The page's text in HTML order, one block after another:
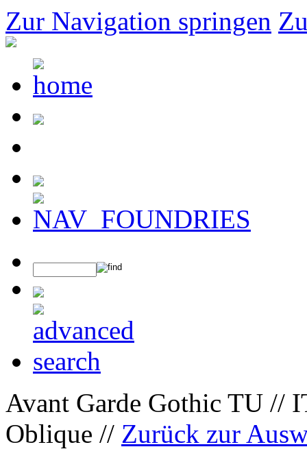
Zur Navigation springen
Avant Garde Gothic TU //
Oblique // Zurück zur